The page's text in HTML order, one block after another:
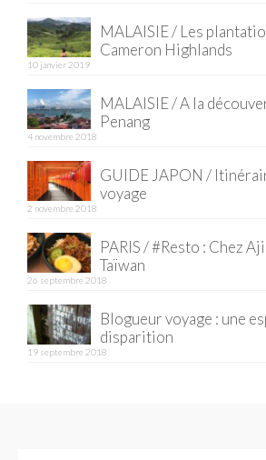
MALAISIE / Les
Cameron Highlands
10 janvier 2019
MALAISIE / A la
Penang
4 novembre 2018
GUIDE JAPON /
voyage
2 novembre 2018
PARIS / #Resto : Chez
Taïwan
26 septembre 2018
Blogueur voyage : une
disparition
19 septembre 2018